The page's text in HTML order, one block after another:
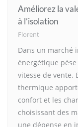
Améliorez la
à l’isolation
Florent
Dans un marché
énergétique
vitesse de vente.
thermique
confort et les
choisissant des
une dépense en